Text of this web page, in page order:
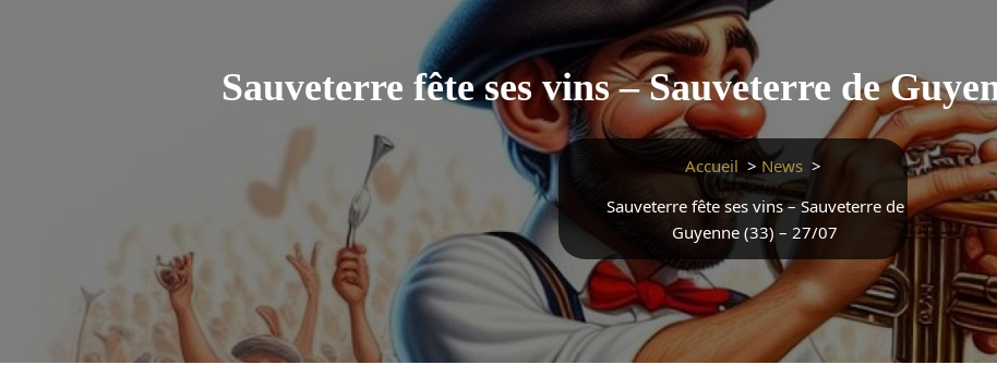
Sauveterre fête ses vins – Sauveterre de
Accueil > News>
Sauveterre fête ses vins – Sauveterre de
Guyenne (33) – 27/07